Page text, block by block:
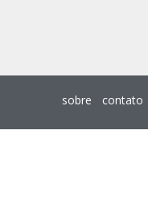
sobre contato